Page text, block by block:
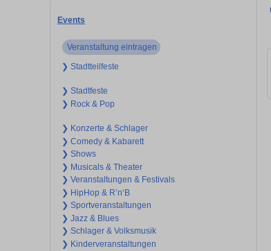
Events
Veranstaltung eintragen
❯ Stadtteilfeste
❯ Stadtfeste
❯ Rock & Pop
❯ Konzerte & Schlager
❯ Comedy & Kabarett
❯ Shows
❯ Musicals & Theater
❯ Veranstaltungen & Festivals
❯ HipHop & R’n‘B
❯ Sportveranstaltungen
❯ Jazz & Blues
❯ Schlager & Volksmusik
❯ Kinderveranstaltungen